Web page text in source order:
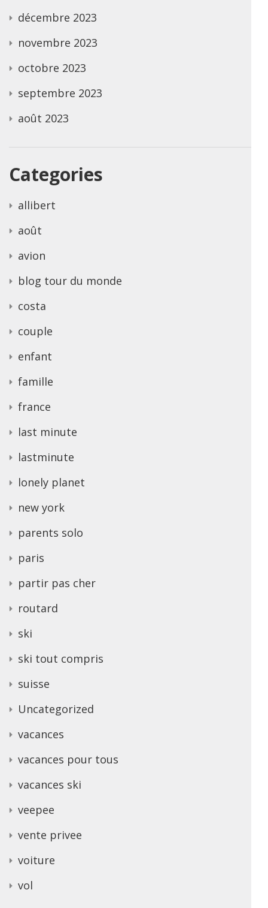
décembre 2023
novembre 2023
octobre 2023
septembre 2023
août 2023
Categories
allibert
août
avion
blog tour du monde
costa
couple
enfant
famille
france
last minute
lastminute
lonely planet
new york
parents solo
paris
partir pas cher
routard
ski
ski tout compris
suisse
Uncategorized
vacances
vacances pour tous
vacances ski
veepee
vente privee
voiture
vol